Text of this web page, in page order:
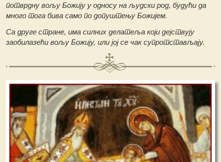
потврдну вољу Божију у односу на људски род, будући да
много тога бива само по допуштењу Божијем.
Са друге стране, има силних делатеља који дејствују
заобилазећи вољу Божију, или јој се чак супротстављају.